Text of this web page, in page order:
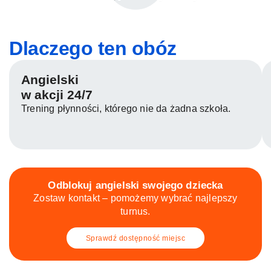
Dlaczego ten obóz
Angielski
w akcji 24/7
Trening płynności, którego nie da żadna szkoła.
Odblokuj angielski swojego dziecka
Zostaw kontakt – pomożemy wybrać najlepszy
turnus.
Sprawdź dostępność miejsc